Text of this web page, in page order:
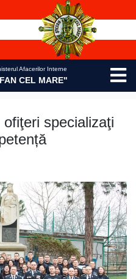
Afacerilor Interne
CEL MARE"
specializaţi